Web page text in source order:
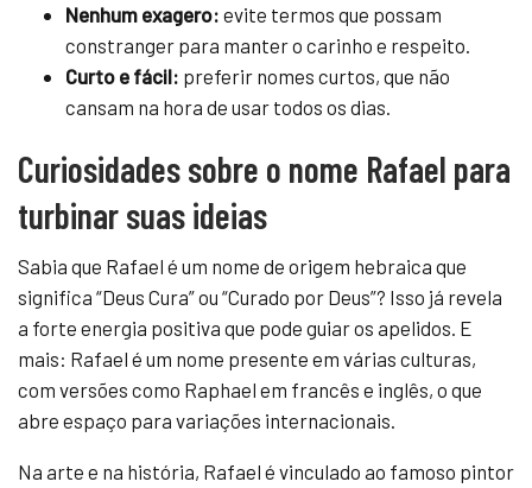
Nenhum exagero: evite termos que possam
constranger para manter o carinho e respeito.
Curto e fácil: preferir nomes curtos, que não
cansam na hora de usar todos os dias.
Curiosidades sobre o nome Rafael para
turbinar suas ideias
Sabia que Rafael é um nome de origem hebraica que
significa “Deus Cura” ou “Curado por Deus”? Isso já revela
a forte energia positiva que pode guiar os apelidos. E
mais: Rafael é um nome presente em várias culturas,
com versões como Raphael em francês e inglês, o que
abre espaço para variações internacionais.
Na arte e na história, Rafael é vinculado ao famoso pintor